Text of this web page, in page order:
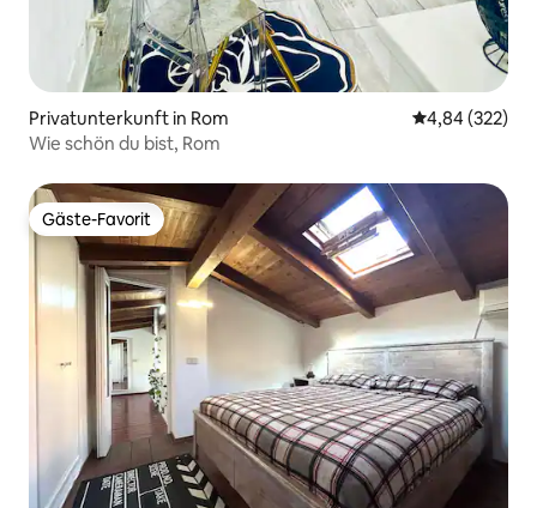
Privatunterkunft in Rom
4,84 (322)
Wie schön du bist, Rom
Gäste-Favorit
Gäste-Favorit